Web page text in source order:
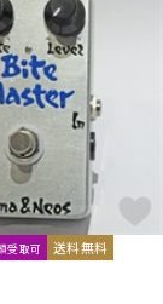
受取可 送料無料